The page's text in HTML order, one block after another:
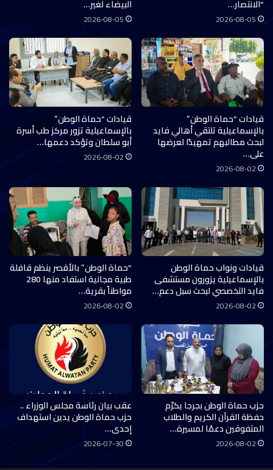
“الانتصار…
2026-08-05
البيضاء لغير…
2026-08-05
قيادات “حماة الوطن”
بالإسماعيلية تلتقي أهالي فايد
لبحث مطالبهم تمهيدًا لعرضها
على…
2026-08-02
قيادات “حماة الوطن”
بالإسماعيلية تزور مركز طب أسرة
أبو سلطان وتؤكد دعمها…
2026-08-02
قيادات ونواب حماة الوطن
بالإسماعيلية يزورون مستشفى
فايد التخصصي لبحث سبل دعم…
2026-08-02
“حماة الوطن” بالأقصر ينظم قافلة
طبية مجانية استفاد منها 280
مواطناً بقرية…
2026-08-02
حزب حماة الوطن بجرجا يكرّم
حفظة القرآن الكريم والطلاب
المتفوقين دعمًا لمسيرة…
2026-08-02
عقب بيان رئاسة مجلس الوزراء ..
حزب حماة الوطن يدين استهداف
إحدى…
2026-07-30